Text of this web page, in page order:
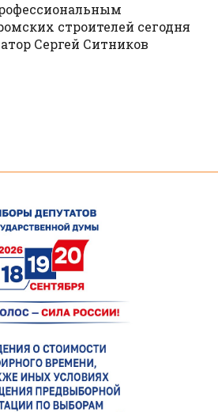
строителей сегодня
Сергей Ситников